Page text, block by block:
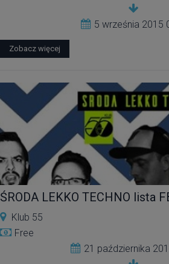
5 września 2015
Zobacz więcej
ŚRODA LEKKO TECHNO lista
Klub 55
Free
21 października